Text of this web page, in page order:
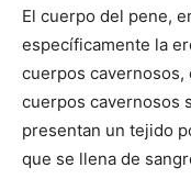
El cuerpo del pene,
específicamente la
cuerpos cavernosos,
cuerpos cavernosos
presentan un tejido
que se llena de